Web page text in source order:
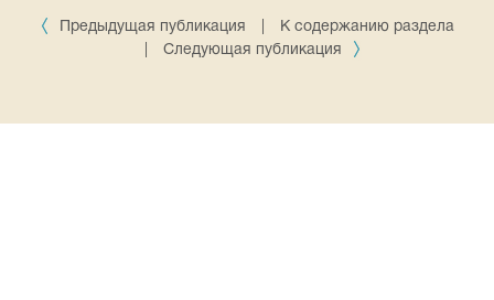
Предыдущая публикация
К содержанию раздела
Следующая публикация